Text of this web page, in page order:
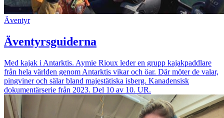
Äventyr
Äventyrsguiderna
Med kajak i Antarktis. Aymie Rioux leder en grupp kajakpaddlare
från hela världen genom Antarktis vikar och öar. Där möter de valar,
pingviner och sälar bland majestätiska isberg. Kanadensisk
dokumentärserie från 2023. Del 10 av 10. UR.